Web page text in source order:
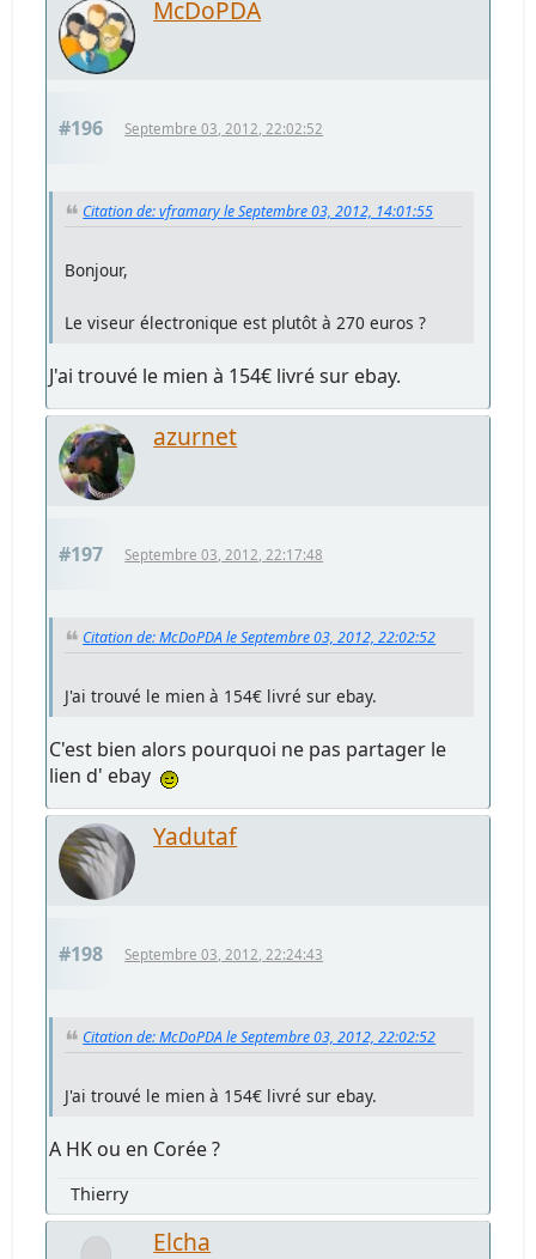
McDoPDA
#196 Septembre 03, 2012, 22:02:52
Citation de: vframary le Septembre 03, 2012, 14:01:55
Bonjour,
Le viseur électronique est plutôt à 270 euros ?
J'ai trouvé le mien à 154€ livré sur ebay.
azurnet
#197 Septembre 03, 2012, 22:17:48
Citation de: McDoPDA le Septembre 03, 2012, 22:02:52
J'ai trouvé le mien à 154€ livré sur ebay.
C'est bien alors pourquoi ne pas partager le
lien d' ebay
Yadutaf
#198 Septembre 03, 2012, 22:24:43
Citation de: McDoPDA le Septembre 03, 2012, 22:02:52
J'ai trouvé le mien à 154€ livré sur ebay.
A HK ou en Corée ?
Thierry
Elcha